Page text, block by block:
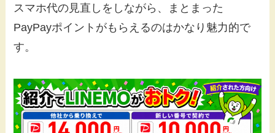
スマホ代の見直しをしながら、まとまった
PayPayポイントがもらえるのはかなり魅力的で
す。